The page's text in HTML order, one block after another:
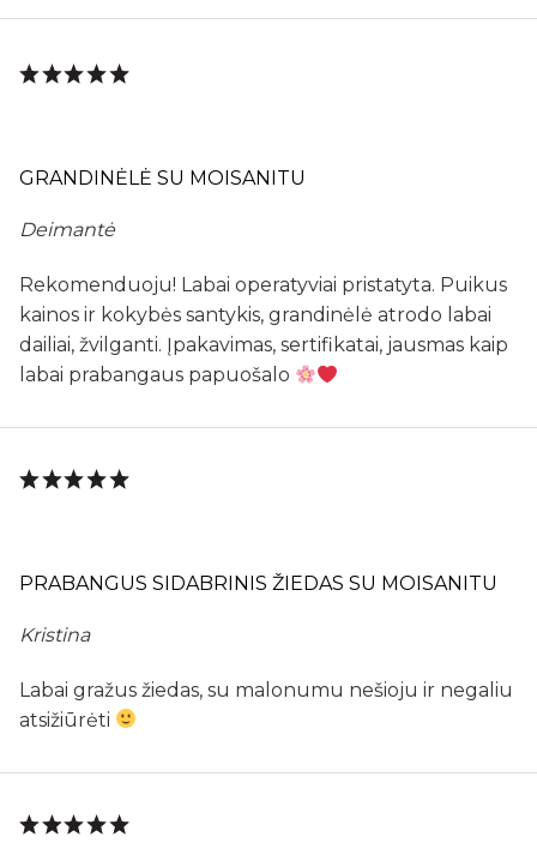
GRANDINĖLĖ SU MOISANITU
Deimantė
Rekomenduoju! Labai operatyviai pristatyta. Puikus
kainos ir kokybės santykis, grandinėlė atrodo labai
dailiai, žvilganti. Įpakavimas, sertifikatai, jausmas kaip
labai prabangaus papuošalo
PRABANGUS SIDABRINIS ŽIEDAS SU MOISANITU
Kristina
Labai gražus žiedas, su malonumu nešioju ir negaliu
atsižiūrėti